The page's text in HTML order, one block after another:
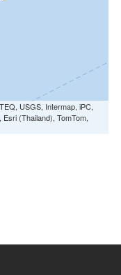
USGS, Intermap, iPC,
(Thailand), TomTom,